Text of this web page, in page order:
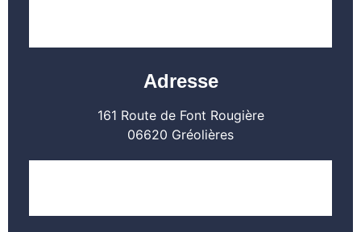
Adresse
161 Route de Font Rougière
06620 Gréolières